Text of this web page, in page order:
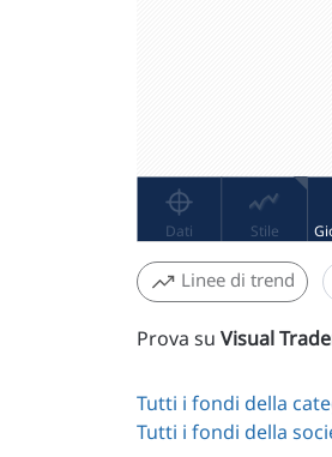
Linee di trend
Prova su Visual
Tutti i fondi della
Tutti i fondi della